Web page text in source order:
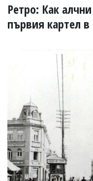
В
УКРАЙНА
СПОРТ
Управители:
Веселин
Василев,
email:
v.vasilev@flagman.bg
Катя
Касабова,
еmail:
Ретро: Как
първия картел